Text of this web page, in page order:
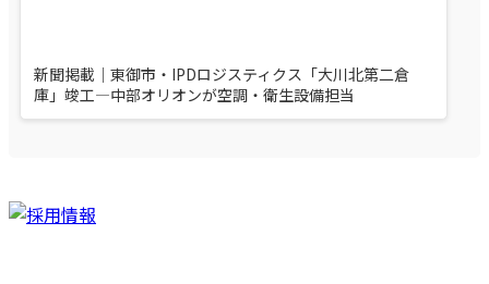
新聞掲載｜東御市・IPDロジスティクス「大川北第二倉
庫」竣工—中部オリオンが空調・衛生設備担当